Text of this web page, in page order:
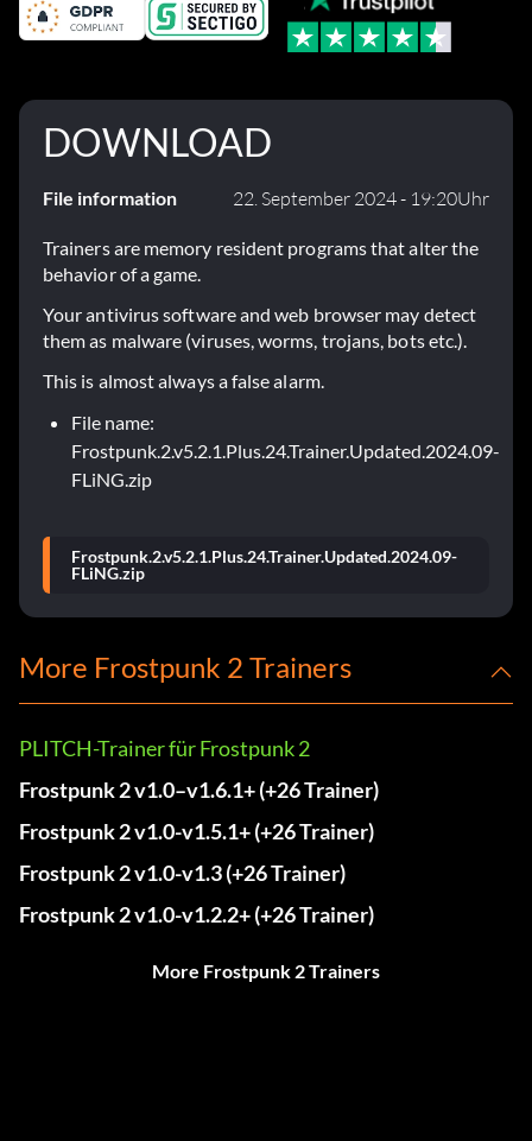
DOWNLOAD
File information 22. September 2024 - 19:20Uhr
Trainers are memory resident programs that alter the
behavior of a game.
Your antivirus software and web browser may detect
them as malware (viruses, worms, trojans, bots etc.).
This is almost always a false alarm.
File name:
Frostpunk.2.v5.2.1.Plus.24.Trainer.Updated.2024.09-
FLiNG.zip
Frostpunk.2.v5.2.1.Plus.24.Trainer.Updated.2024.09-
FLiNG.zip
More Frostpunk 2 Trainers
PLITCH-Trainer für Frostpunk 2
Frostpunk 2 v1.0–v1.6.1+ (+26 Trainer)
Frostpunk 2 v1.0-v1.5.1+ (+26 Trainer)
Frostpunk 2 v1.0-v1.3 (+26 Trainer)
Frostpunk 2 v1.0-v1.2.2+ (+26 Trainer)
More Frostpunk 2 Trainers